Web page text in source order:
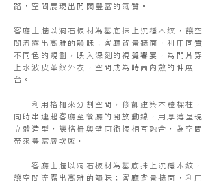
路，空間展現出開闊豐富的氣質。
客廳主牆以洞石板材為基底抺上沉穩木紋，讓空
間流露出高雅的韻味；客廳背景牆面，利用同質
不同色的規劃，映入深刻的視覺饗宴，為門片穿
上水波皮革紋外衣，空間成為時尚內斂的伸展
台。
利用格柵來分割空間，修飾建築本體樑柱，
同時串連起客廳至餐廳的開放動線，用厚薄呈現
立體造型，讓格柵與壁面銜接相互融合，為空間
帶來豐富層次感。
客廳主牆以洞石板材為基底抺上沉穩木紋，
讓空間流露出高雅的韻味；客廳背景牆面，利用